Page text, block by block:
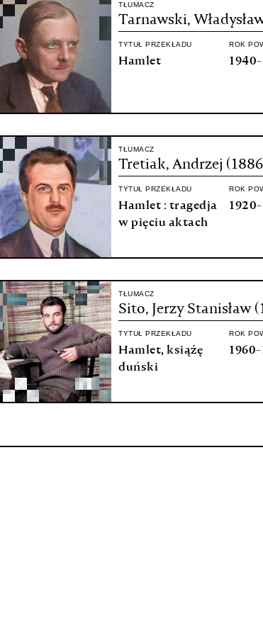
TŁUMACZ
Tarnawski,
TYTUŁ PRZEKŁADU
Hamlet
ROK
TŁUMACZ
Tretiak, Andrzej
TYTUŁ PRZEKŁADU
Hamlet : tragedja
w pięciu aktach
ROK
TŁUMACZ
Sito, Jerzy Stanisław
TYTUŁ PRZEKŁADU
Hamlet, książę
duński
ROK
1960-